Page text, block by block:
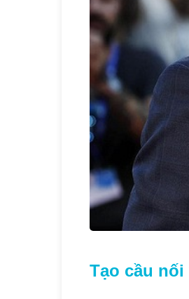
Tạo cầu